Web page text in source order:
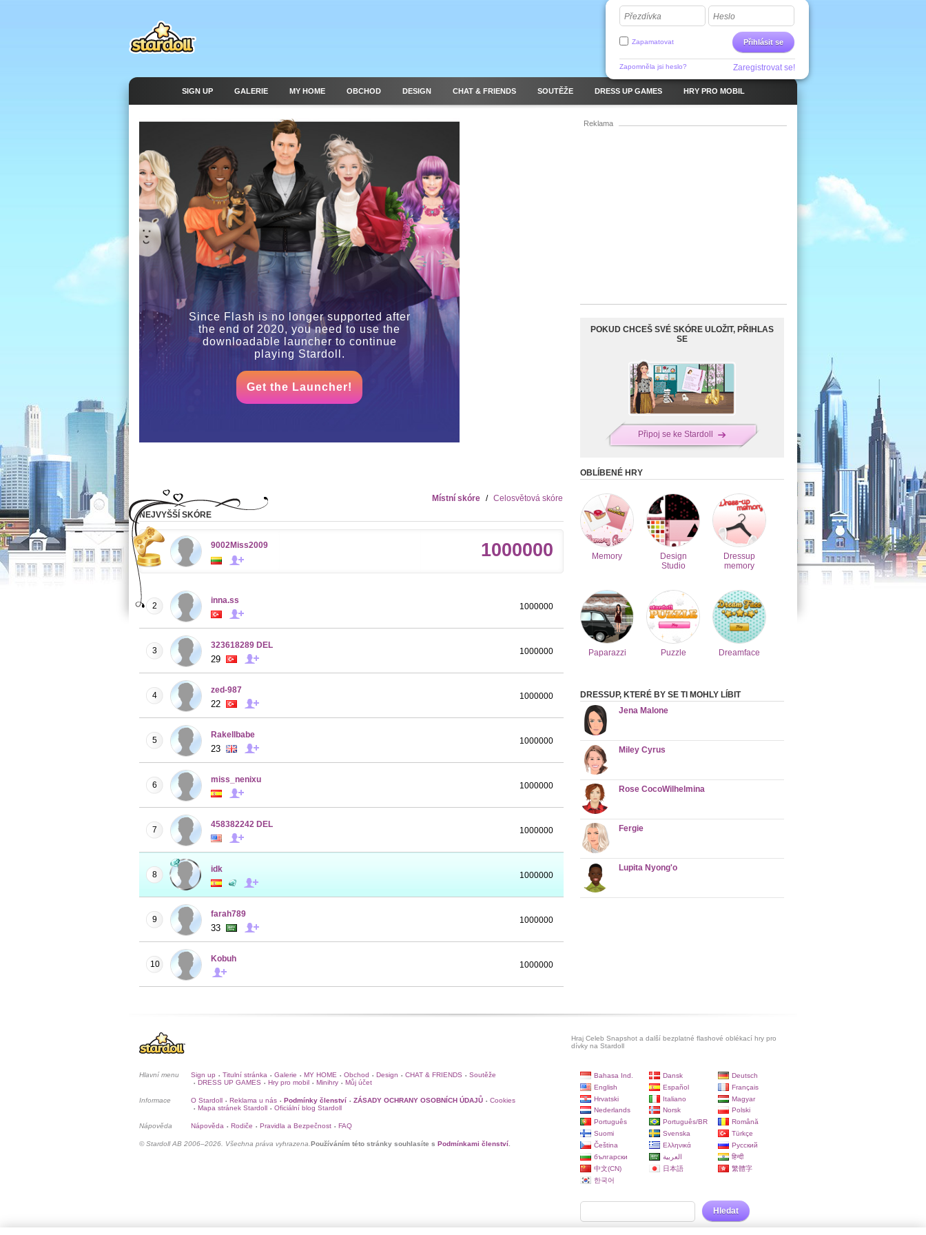
Přezdívka Heslo
Přihlásit se
Zapamatovat
Zapomněla jsi heslo? Zaregistrovat se!
SIGN UP GALERIE MY HOME OBCHOD DESIGN CHAT & FRIENDS SOUTĚŽE DRESS UP GAMES HRY PRO MOBIL
Since Flash is no longer supported after
the end of 2020, you need to use the
downloadable launcher to continue
playing Stardoll.
Get the Launcher!
Místní skóre / Celosvětová skóre
NEJVYŠŠÍ SKÓRE
9002Miss2009 1000000
2
inna.ss
1000000
3
323618289 DEL
29
1000000
4
zed-987
22
1000000
5
Rakellbabe
23
1000000
6
miss_nenixu
1000000
7
458382242 DEL
1000000
8
idk
1000000
9
farah789
33
1000000
10
Kobuh
1000000
Reklama
POKUD CHCEŠ SVÉ SKÓRE ULOŽIT, PŘIHLAS
SE
Připoj se ke Stardoll
OBLÍBENÉ HRY
Memory
Design
Studio
Dressup
memory
Paparazzi Puzzle Dreamface
DRESSUP, KTERÉ BY SE TI MOHLY LÍBIT
Jena Malone
Miley Cyrus
Rose CocoWilhelmina
Fergie
Lupita Nyong'o
Hraj Celeb Snapshot a další bezplatné flashové oblékací hry pro
dívky na Stardoll
Hlavní menu Sign up • Titulní stránka • Galerie • MY HOME • Obchod • Design • CHAT & FRIENDS • Soutěže
• DRESS UP GAMES • Hry pro mobil • Minihry • Můj účet
Informace O Stardoll • Reklama u nás • Podmínky členství • ZÁSADY OCHRANY OSOBNÍCH ÚDAJŮ • Cookies
• Mapa stránek Stardoll • Oficiální blog Stardoll
Nápověda Nápověda • Rodiče • Pravidla a Bezpečnost • FAQ
© Stardoll AB 2006–2026. Všechna práva vyhrazena. Používáním této stránky souhlasíte s Podmínkami členství
Bahasa Ind. Dansk
Deutsch
English
Español
Français
Hrvatski
Italiano
Magyar
Nederlands
Norsk
Polski
Português
Português/BR
Română
Suomi
Svenska
Türkçe
Čeština
Ελληνικά
Русский
български
العربية
हिन्दी
中文(CN)
日本語
繁體字
한국어
Hledat